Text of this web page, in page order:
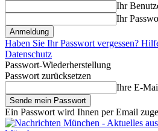
Ihr
Ihr
Haben Sie Ihr Passwort vergessen?
Datenschutz
Passwort-Wiederherstellung
Passwort zurücksetzen
Ihre E-
Ein Passwort wird Ihnen per Email